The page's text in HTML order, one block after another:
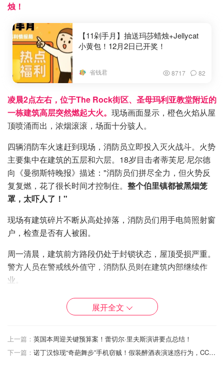
烛！
【11剁手月】抽送玛莎蜡烛+Jellycat
小黄包！12月2日已开奖！
省钱君 8717 82
凌晨2点左右，位于The Rock街区、圣母玛利亚教堂附近的
一栋建筑高层突然燃起大火。 现场画面显示，橙色火焰从屋
顶喷涌而出，浓烟滚滚，场面十分骇人。
四辆消防车火速赶到现场，消防员立即投入灭火战斗。火势
主要集中在建筑的五层和六层。18岁目击者蒂芙尼·尼尔德
向《曼彻斯特晚报》描述："消防员们拼尽全力，但火势反
复复燃，花了很长时间才控制住。 整个伯里镇都被黑烟笼
罩，太吓人了！"
现场有建筑碎片不断从高处掉落，消防员们用手电筒照射窗
户，检查是否有人被困。
周一清晨，建筑前方路段仍处于封锁状态，屋顶受损严重。
警方人员在警戒线外值守，消防队员则在建筑内部继续作
业。
展开全文
上一篇： 英国本周迎关键预算案！蕾切尔·里夫斯演讲要点总结！
下一篇：
诺丁汉惊现“奇葩舞步”手机窃贼！假装醉酒表演迷惑行为，CCTV曝光其骗术！